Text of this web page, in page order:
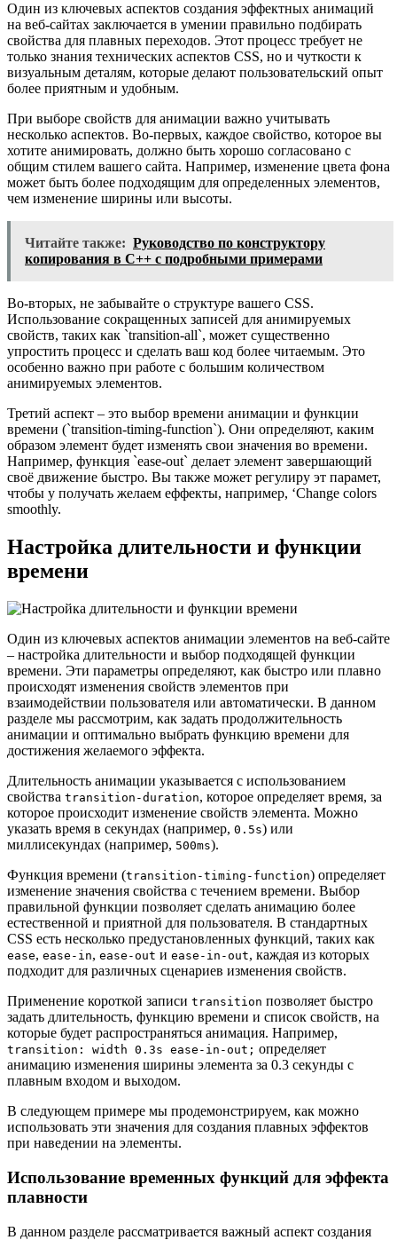
Один из ключевых аспектов создания эффектных анимаций
на веб-сайтах заключается в умении правильно подбирать
свойства для плавных переходов. Этот процесс требует не
только знания технических аспектов CSS, но и чуткости к
визуальным деталям, которые делают пользовательский опыт
более приятным и удобным.
При выборе свойств для анимации важно учитывать
несколько аспектов. Во-первых, каждое свойство, которое вы
хотите анимировать, должно быть хорошо согласовано с
общим стилем вашего сайта. Например, изменение цвета фона
может быть более подходящим для определенных элементов,
чем изменение ширины или высоты.
Читайте также: Руководство по конструктору
копирования в C++ с подробными примерами
Во-вторых, не забывайте о структуре вашего CSS.
Использование сокращенных записей для анимируемых
свойств, таких как `transition-all`, может существенно
упростить процесс и сделать ваш код более читаемым. Это
особенно важно при работе с большим количеством
анимируемых элементов.
Третий аспект – это выбор времени анимации и функции
времени (`transition-timing-function`). Они определяют, каким
образом элемент будет изменять свои значения во времени.
Например, функция `ease-out` делает элемент завершающий
своё движение быстро. Вы также может регулиру эт парамет,
чтобы у получать желаем еффекты, например, ‘Change colors
smoothly.
Настройка длительности и функции
времени
Один из ключевых аспектов анимации элементов на веб-сайте
– настройка длительности и выбор подходящей функции
времени. Эти параметры определяют, как быстро или плавно
происходят изменения свойств элементов при
взаимодействии пользователя или автоматически. В данном
разделе мы рассмотрим, как задать продолжительность
анимации и оптимально выбрать функцию времени для
достижения желаемого эффекта.
Длительность анимации указывается с использованием
свойства transition-duration, которое определяет время, за
которое происходит изменение свойств элемента. Можно
указать время в секундах (например, 0.5s) или
миллисекундах (например, 500ms).
Функция времени (transition-timing-function) определяет
изменение значения свойства с течением времени. Выбор
правильной функции позволяет сделать анимацию более
естественной и приятной для пользователя. В стандартных
CSS есть несколько предустановленных функций, таких как
ease, ease-in, ease-out и ease-in-out, каждая из которых
подходит для различных сценариев изменения свойств.
Применение короткой записи transition позволяет быстро
задать длительность, функцию времени и список свойств, на
которые будет распространяться анимация. Например,
transition: width 0.3s ease-in-out; определяет
анимацию изменения ширины элемента за 0.3 секунды с
плавным входом и выходом.
В следующем примере мы продемонстрируем, как можно
использовать эти значения для создания плавных эффектов
при наведении на элементы.
Использование временных функций для эффекта
плавности
В данном разделе рассматривается важный аспект создания